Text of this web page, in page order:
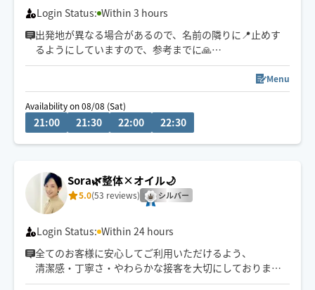
Login Status: Within 3 hours
出発地が異なる場合があるので、名前の隣りに📍止めす
るようにしていますので、参考までに🙏
場所によっては60分〜90分程度到着時間を要するため、
一度Chatにてご連絡またご確認させて頂くこともありま
すので宜しくお願い致します🙏
Menu
Availability on 08/08 (Sat)
21:00 21:30 22:00 22:30
Sora🌿整体×オイル🌙
5.0(53 reviews) シルバー
Login Status: Within 24 hours
全てのお客様に安心してご利用いただけるよう、
清潔感・丁寧さ・やわらかな接客を大切にしております
🌙